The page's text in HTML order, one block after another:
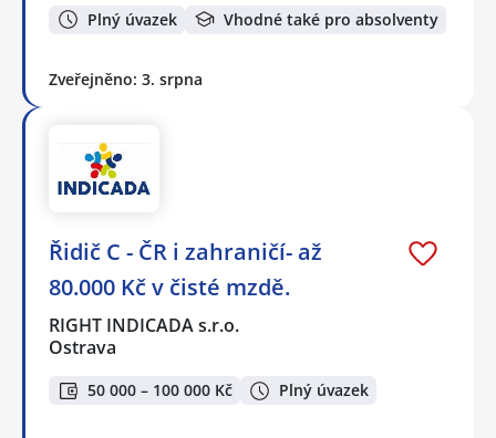
Plný úvazek Vhodné také pro absolventy
Zveřejněno: 3. srpna
Řidič C - ČR i zahraničí- až
80.000 Kč v čisté mzdě.
RIGHT INDICADA s.r.o.
Ostrava
50 000 – 100 000 Kč Plný úvazek